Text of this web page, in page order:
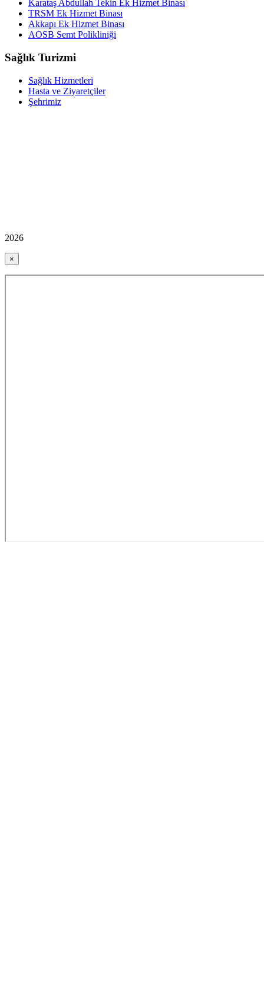
Karataş Abdullah Tekin Ek Hizmet Binası
TRSM Ek Hizmet Binası
Akkapı Ek Hizmet Binası
AOSB Semt Polikliniği
Sağlık Turizmi
Sağlık Hizmetleri
Hasta ve Ziyaretçiler
Şehrimiz
2026
×